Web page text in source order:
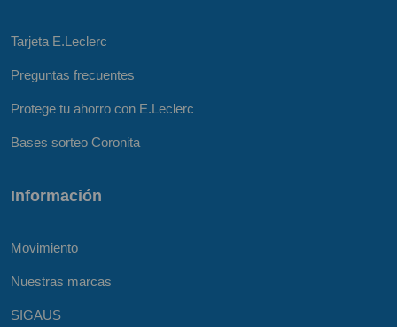
Tarjeta E.Leclerc
Preguntas frecuentes
Protege tu ahorro con E.Leclerc
Bases sorteo Coronita
Información
Movimiento
Nuestras marcas
SIGAUS